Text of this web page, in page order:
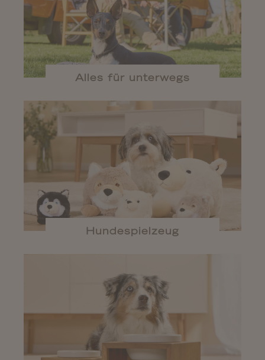
Alles für unterwegs
Hundespielzeug